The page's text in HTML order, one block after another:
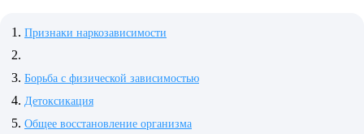
Признаки наркозависимости
Борьба с физической зависимостью
Детоксикация
Общее восстановление организма